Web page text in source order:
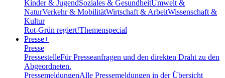
Kinder & JugendSoziales & GesundheitUmwelt &
NaturVerkehr & MobilitätWirtschaft & ArbeitWissenschaft &
Kultur
Rot-Grün regiert!Themenspecial
Presse+
Presse
PressestelleFür Presseanfragen und den direkten Draht zu den
Abgeordneten.
PressemeldungenAlle Pressemeldungen in der Übersicht